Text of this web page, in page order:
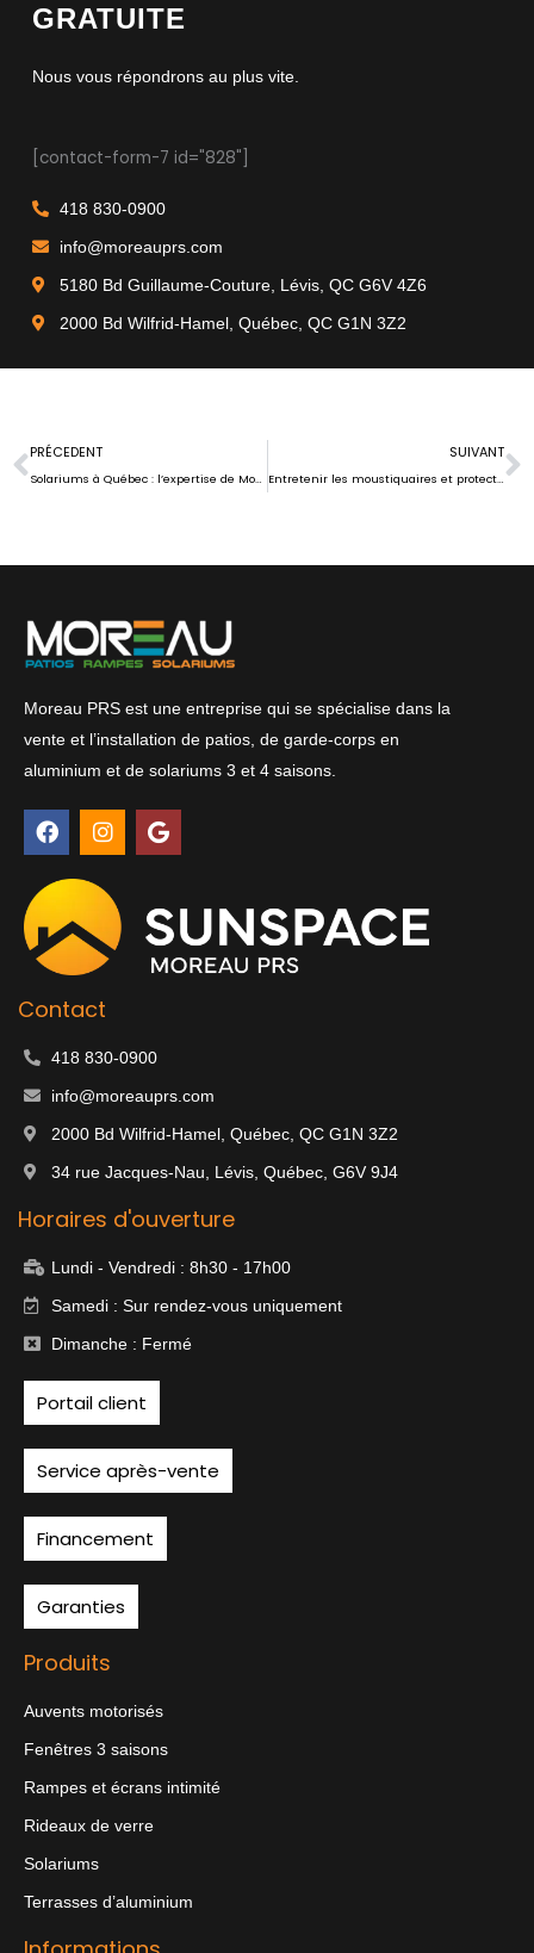
GRATUITE
Nous vous répondrons au plus vite.
[contact-form-7 id="828"]
418 830-0900
info@moreauprs.com
5180 Bd Guillaume-Couture, Lévis, QC G6V 4Z6
2000 Bd Wilfrid-Hamel, Québec, QC G1N 3Z2
Prev
PRÉCEDENT SUIVANT
Entretenir les moustiquaires et protections solaires d’un solarium
Moreau PRS est une entreprise qui se spécialise dans la
vente et l’installation de patios, de garde-corps en
aluminium et de solariums 3 et 4 saisons.
F
a
c
e
o
o
k
I
n
s
t
a
g
r
a
m
G
o
o
l
e
Contact
418 830-0900
info@moreauprs.com
2000 Bd Wilfrid-Hamel, Québec, QC G1N 3Z2
34 rue Jacques-Nau, Lévis, Québec, G6V 9J4
Horaires d'ouverture
Lundi - Vendredi : 8h30 - 17h00
Samedi : Sur rendez-vous uniquement
Dimanche : Fermé
Portail client
Service après-vente
Financement
Garanties
Produits
Auvents motorisés
Fenêtres 3 saisons
Rampes et écrans intimité
Rideaux de verre
Solariums
Terrasses d’aluminium